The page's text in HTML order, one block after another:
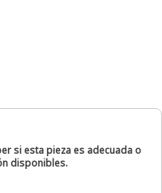
si esta pieza es adecuada o
disponibles.